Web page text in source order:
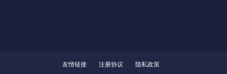
友情链接 注册协议 隐私政策